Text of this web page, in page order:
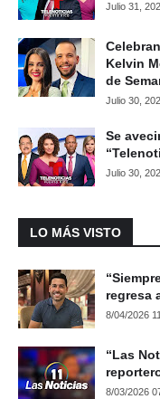
Julio 31,
Kelvin
de
Julio 30,
Se
Julio 30,
LO MÁS VISTO
regresa
8/04/2026
“Las
8/03/2026